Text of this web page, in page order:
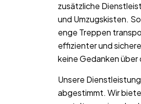
zusätzliche
und Umzugskisten.
enge Treppen
effizienter und
keine Gedanken über
Unsere
abgestimmt. Wir